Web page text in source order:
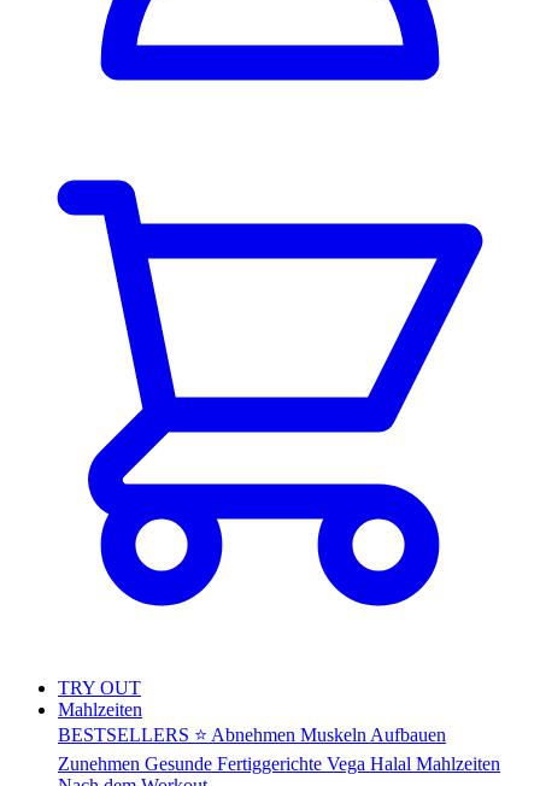
TRY OUT
Mahlzeiten
BESTSELLERS ⭐ Abnehmen Muskeln Aufbauen
Zunehmen Gesunde Fertiggerichte Vega Halal Mahlzeiten